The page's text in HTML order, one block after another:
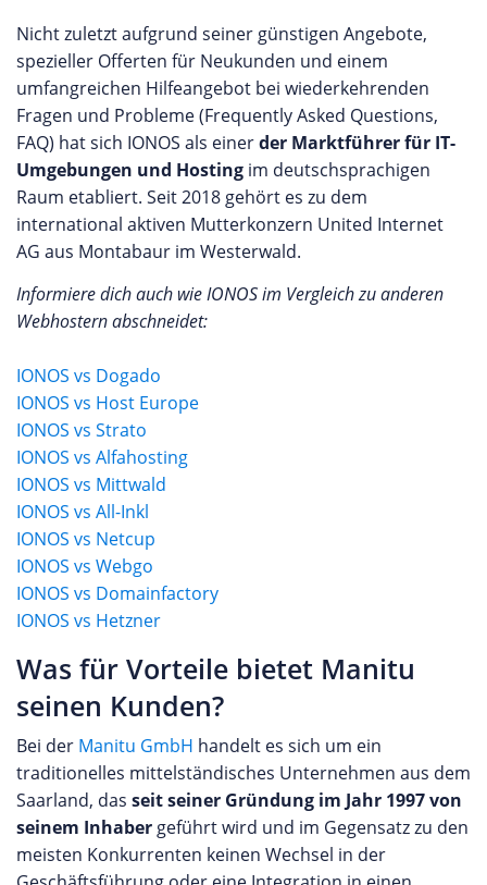
Nicht zuletzt aufgrund seiner günstigen Angebote,
spezieller Offerten für Neukunden und einem
umfangreichen Hilfeangebot bei wiederkehrenden
Fragen und Probleme (Frequently Asked Questions,
FAQ) hat sich IONOS als einerder Marktführer für IT-
Umgebungen und Hosting im deutschsprachigen
Raum etabliert. Seit 2018 gehört es zu dem
international aktiven Mutterkonzern United Internet
AG aus Montabaur im Westerwald.
Informiere dich auch wie IONOS im Vergleich zu anderen
Webhostern abschneidet:
IONOS vs Dogado
IONOS vs Host Europe
IONOS vs Strato
IONOS vs Alfahosting
IONOS vs Mittwald
IONOS vs All-Inkl
IONOS vs Netcup
IONOS vs Webgo
IONOS vs Domainfactory
IONOS vs Hetzner
Was für Vorteile bietet Manitu
seinen Kunden?
Bei der Manitu GmbH handelt es sich um ein
traditionelles mittelständisches Unternehmen aus dem
Saarland, das seit seiner Gründung im Jahr 1997 von
seinem Inhaber geführt wird und im Gegensatz zu den
meisten Konkurrenten keinen Wechsel in der